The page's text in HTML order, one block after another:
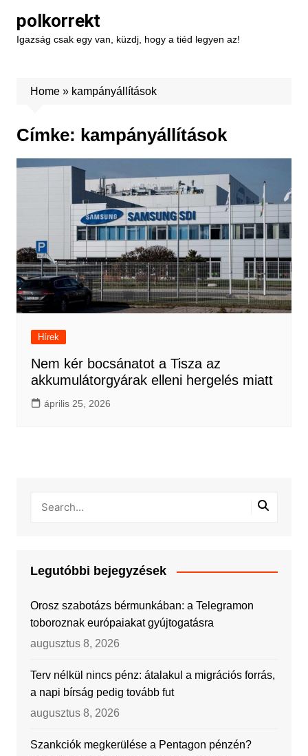
content
polkorrekt
Igazság csak egy van, küzdj, hogy a tiéd legyen az!
Home» kampányállítások
Címke: kampányállítások
Hírek
Nem kér bocsánatot a Tisza az
akkumulátorgyárak elleni hergelés miatt
április 25, 2026
Legutóbbi bejegyzések
Orosz szabotázs bérmunkában: a Telegramon
toboroznak európaiakat gyújtogatásra
augusztus 8, 2026
Terv nélkül nincs pénz: átalakul a migrációs forrás,
a napi bírság pedig tovább fut
augusztus 8, 2026
Szankciók megkerülése a Pentagon pénzén?